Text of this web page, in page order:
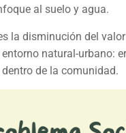
al suelo y agua.
la disminución del
natural-urbano:
de la comunidad.